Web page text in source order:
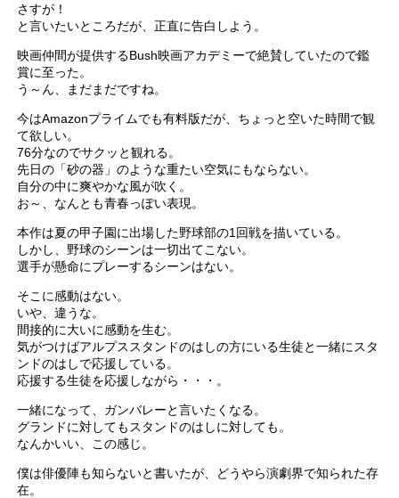
さすが！
と言いたいところだが、正直に告白しよう。
映画仲間が提供するBush映画アカデミーで絶賛していたので鑑
賞に至った。
う～ん、まだまだですね。
今はAmazonプライムでも有料版だが、ちょっと空いた時間で観
て欲しい。
76分なのでサクッと観れる。
先日の「砂の器」のような重たい空気にもならない。
自分の中に爽やかな風が吹く。
お～、なんとも青春っぽい表現。
本作は夏の甲子園に出場した野球部の1回戦を描いている。
しかし、野球のシーンは一切出てこない。
選手が懸命にプレーするシーンはない。
そこに感動はない。
いや、違うな。
間接的に大いに感動を生む。
気がつけばアルプススタンドのはしの方にいる生徒と一緒にスタ
ンドのはしで応援している。
応援する生徒を応援しながら・・・。
一緒になって、ガンバレーと言いたくなる。
グランドに対してもスタンドのはしに対しても。
なんかいい、この感じ。
僕は俳優陣も知らないと書いたが、どうやら演劇界で知られた存
在。